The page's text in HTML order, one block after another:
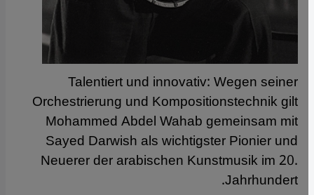
Talentiert und innovativ: Wegen seiner
Orchestrierung und Kompositionstechnik gilt
Mohammed Abdel Wahab gemeinsam mit
Sayed Darwish als wichtigster Pionier und
Neuerer der arabischen Kunstmusik im 20.
Jahrhundert.